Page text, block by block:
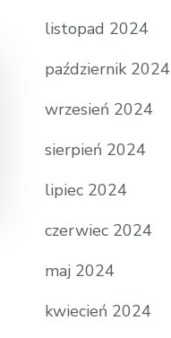
listopad 2024
październik 2024
wrzesień 2024
sierpień 2024
lipiec 2024
czerwiec 2024
maj 2024
kwiecień 2024